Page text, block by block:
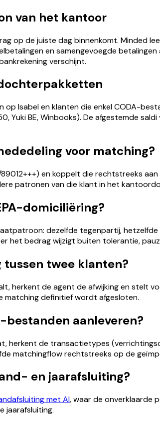
van het kantoor
op de juiste dag binnenkomt. Minded
en samengevoegde
verschijnt.
Isabel en klanten die enkel CODA-
Yuki BE, Winbooks). De afgestemde
voor matching?
en koppelt die rechtstreeks
patronen van die klant in het
domiciliëring?
dezelfde tegenpartij,
het bedrag wijzigt buiten tolerantie,
twee klanten?
herkent de agent de afwijking en stelt
matching definitief wordt afgesloten.
bestanden aanleveren?
herkent de transactietypes
matchingflow rechtstreeks op de
en jaarafsluiting?
met AI, waar de onverklaarde
jaarafsluiting.